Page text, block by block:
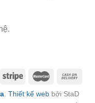
. Thiết kế webbởi StaD